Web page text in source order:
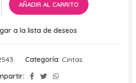
AÑADIR AL CARRITO
a la lista de deseos
Categoría: Cintas